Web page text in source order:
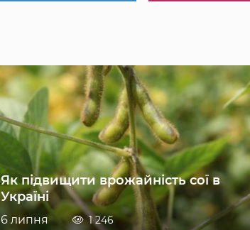
Як підвищити врожайність сої в
Україні
6 липня 1 246